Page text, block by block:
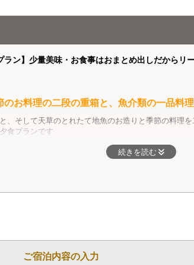
懐石スタイル料理の一品、タコの石焼
ラン】少量美味・お食事はおまとめ出しだからリ
のお料理の二段の重箱と、魚介類の一品料
、そして天草のとれたて地魚のお造りと季節の料理
食プランです
大王や天草黒牛に変更したり、地魚のアラ炊きを追加
のご用意もございます。オプションメニューと組合せ
ごはん
続きを読む
ご宿泊内容の入力